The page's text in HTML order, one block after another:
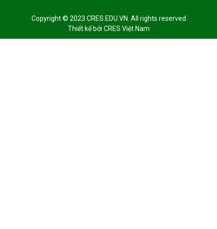
Copyright © 2023 CRES.EDU.VN. All rights reserved
Thiết kế bởi CRES Việt Nam